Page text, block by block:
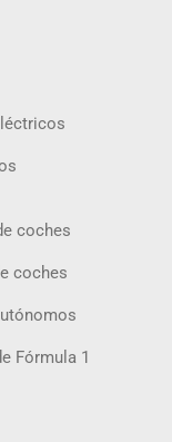
coches
coches
Fórmula 1